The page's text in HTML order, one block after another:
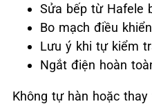
Sửa bếp từ Hafele
Bo mạch điều
Lưu ý khi tự kiểm
Ngắt điện hoàn
Không tự hàn hoặc